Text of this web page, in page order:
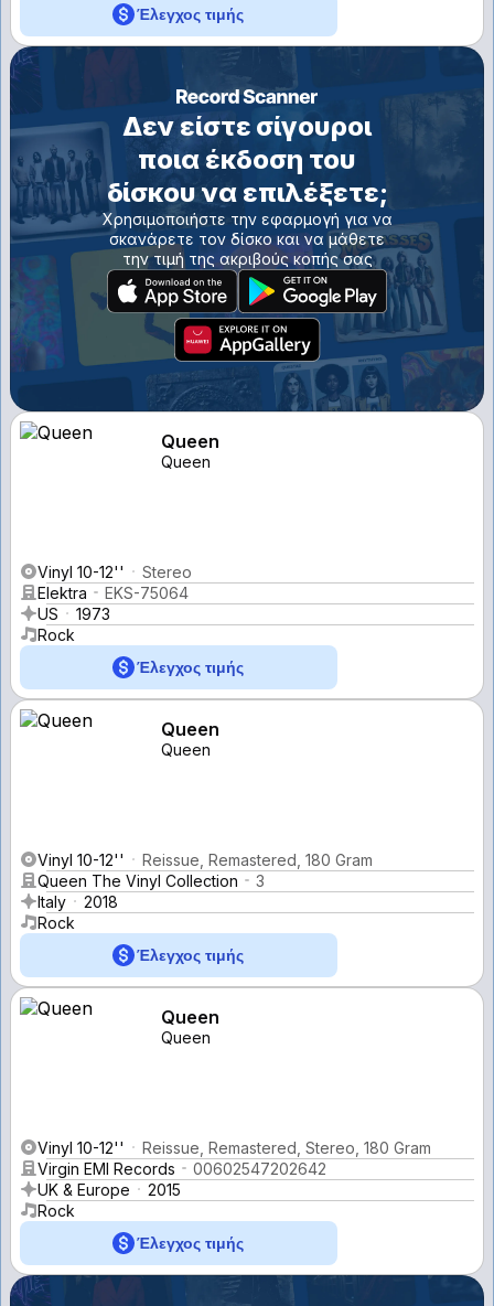
Έλεγχος τιμής
Δεν είστε σίγουροι
ποια έκδοση του
δίσκου να επιλέξετε;
Χρησιμοποιήστε την εφαρμογή για να
σκανάρετε τον δίσκο και να μάθετε
την τιμή της ακριβούς κοπής σας
Queen
Queen
Vinyl 10-12''
Stereo
Elektra
EKS-75064
US
1973
Rock
Έλεγχος τιμής
Queen
Queen
Vinyl 10-12''
Reissue, Remastered, 180 Gram
Queen The Vinyl Collection
3
Italy
2018
Rock
Έλεγχος τιμής
Queen
Queen
Vinyl 10-12''
Reissue, Remastered, Stereo, 180 Gram
Virgin EMI Records
00602547202642
UK & Europe
2015
Rock
Έλεγχος τιμής